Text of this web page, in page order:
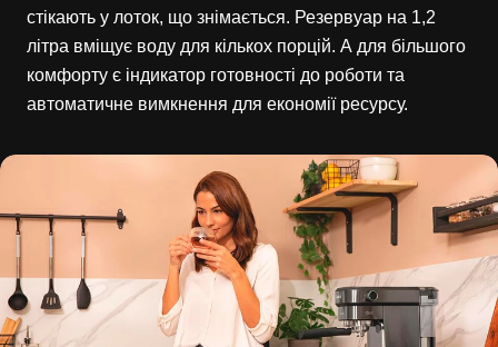
стікають у лоток, що знімається. Резервуар на 1,2
літра вміщує воду для кількох порцій. А для більшого
комфорту є індикатор готовності до роботи та
автоматичне вимкнення для економії ресурсу.